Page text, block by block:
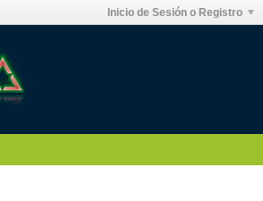
Inicio de Sesión o Registro